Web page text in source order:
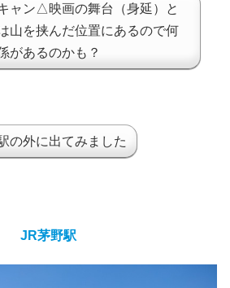
ャン△映画の舞台（身延）と
山を挟んだ位置にあるので何
があるのかも？
の外に出てみました
JR茅野駅